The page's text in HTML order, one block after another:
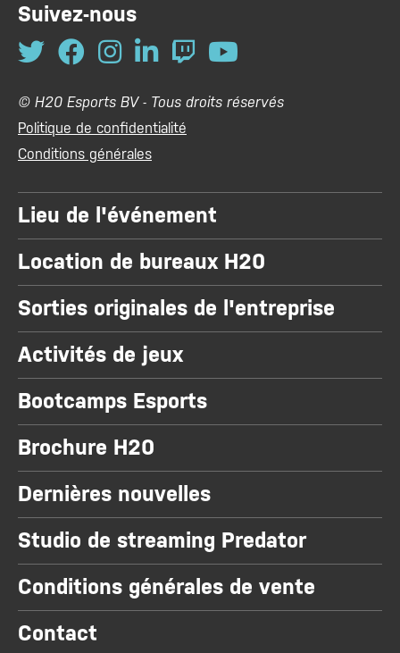
Suivez-nous
© H20 Esports BV - Tous droits réservés
Politique de confidentialité
Conditions générales
Lieu de l'événement
Location de bureaux H20
Sorties originales de l'entreprise
Activités de jeux
Bootcamps Esports
Brochure H20
Dernières nouvelles
Studio de streaming Predator
Conditions générales de vente
Contact